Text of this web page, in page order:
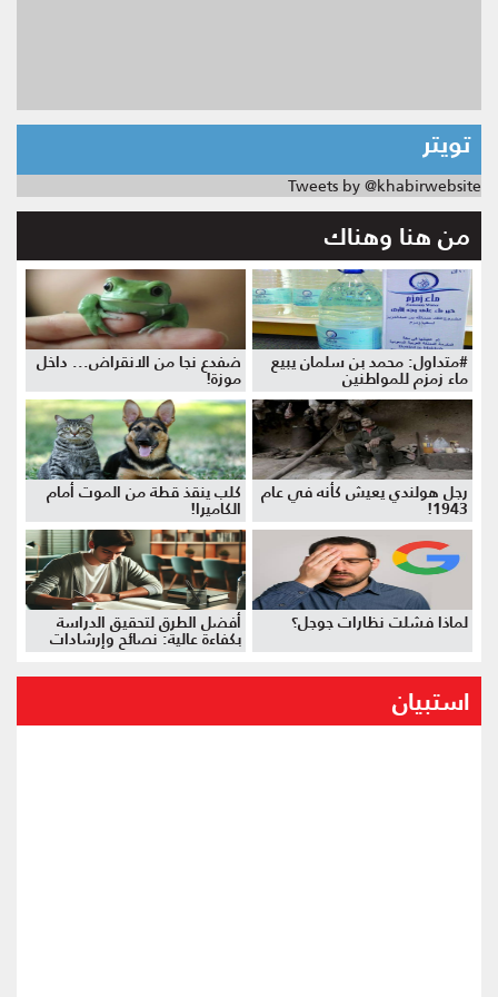
تويتر
Tweets by @khabirwebsite
من هنا وهناك
#متداول: محمد بن سلمان يبيع
ماء زمزم للمواطنين
ضفدع نجا من الانقراض... داخل
موزة!
رجل هولندي يعيش كأنه في عام
1943!
كلب ينقذ قطة من الموت أمام
الكاميرا!
لماذا فشلت نظارات جوجل؟ أفضل الطرق لتحقيق الدراسة
بكفاءة عالية: نصائح وإرشادات
استبيان